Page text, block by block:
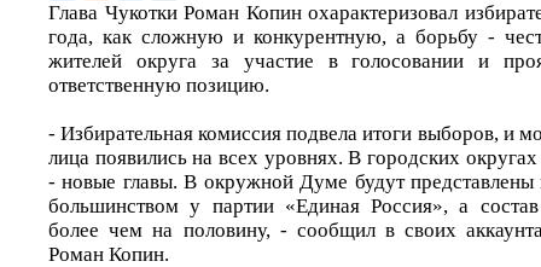
Глава Чукотки Роман Копин охарактеризовал
года, как сложную и конкурентную, а борьбу -
жителей округа за участие в голосовании и
ответственную позицию.
- Избирательная комиссия подвела итоги выборов, и
лица появились на всех уровнях. В городских
- новые главы. В окружной Думе будут представлены
большинством у партии «Единая Россия», а
более чем на половину, - сообщил в своих
Роман Копин.